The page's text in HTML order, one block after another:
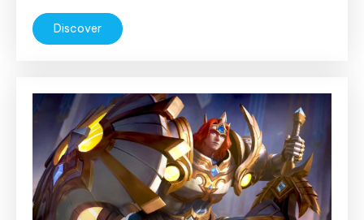
Discover